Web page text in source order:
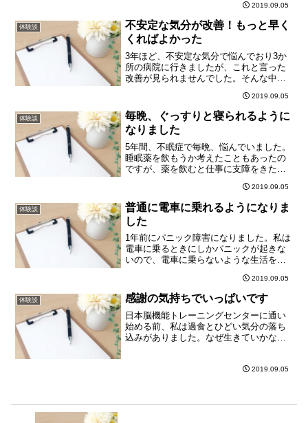
でした。もちろん、本など読める状態で
はありませんでした。あまり薬も効かな
い状況になっていたので、...
2019.09.05
体験談
不安定な気分が改善！もっと早く
くればよかった
3年ほど、不安定な気分で悩んでおり3か
所の病院に行きましたが、これと言った
改善が見られませんでした。そんな中こ
自分でも何が何だかさっぱり分かりませ
んでしたが、一度来て欲しいということ
で、お伺いしてセッショ...
2019.09.05
体験談
毎晩、ぐっすりと寝られるように
なりました
5年間、不眠症で毎晩、悩んでいました。
睡眠薬を飲もうか考えたこともあったの
ですが、薬を飲むと仕事に支障をきたし
倒れてしまい仕事どころでは無くなりま
した。体を治す間は、睡眠薬を飲まなけ
ればならないことになっ...
2019.09.05
体験談
普通に電車に乗れるようになりま
した
1年前にパニック障害になりました。私は
電車に乗るときにしかパニックが起きな
いので、電車に乗らないような生活をし
けないことがあるので困っていたとこ
ろ、こちらを紹介していただいて セッシ
ョンを受けました。セッ...
2019.09.05
体験談 感謝の気持ちでいっぱいです
日本脳機能トレーニングセンターに通い
始める前、私は過食とひどい気分の落ち
込みがありました。なぜ生きていかなけ
車がこっちに暴走してきてはねてくれた
2019.09.05